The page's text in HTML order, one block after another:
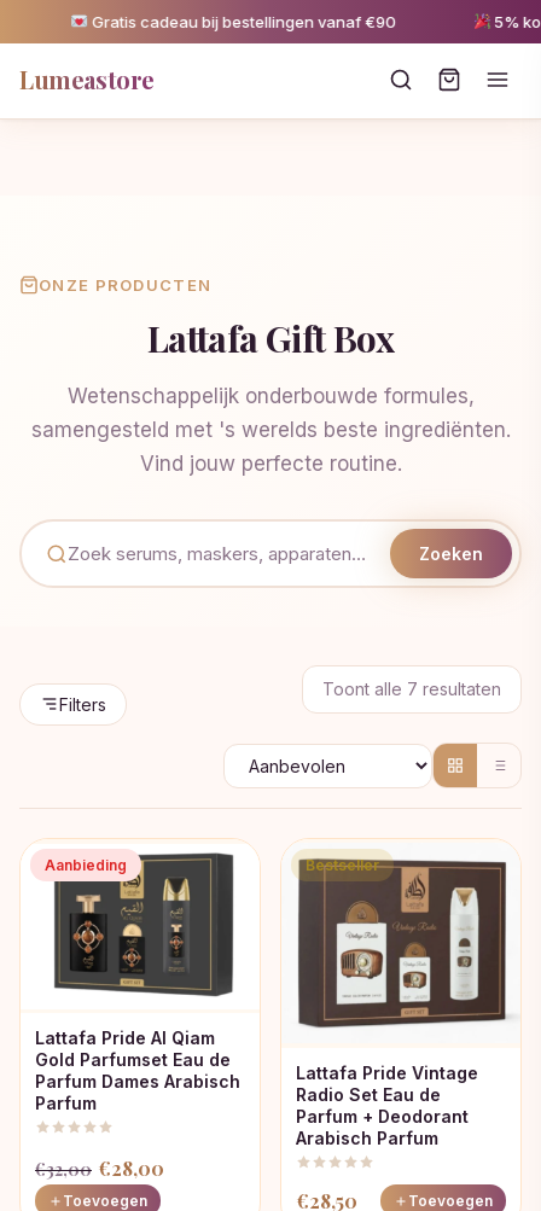
Gratis cadeau bij bestellingen vanaf €90 5%
Lumeastore
ONZE PRODUCTEN
Lattafa Gift Box
Wetenschappelijk onderbouwde formules,
samengesteld met 's werelds beste ingrediënten.
Vind jouw perfecte routine.
Zoeken
Filters
Toont alle 7 resultaten
op
Aanbieding
Lattafa Pride Al Qiam
Gold Parfumset Eau de
Parfum Dames Arabisch
Parfum
€32,00 Oorspronkelijke
prijs
€28,00
Toevoegen
Bestseller
Lattafa Pride Vintage
Radio Set Eau de
Parfum + Deodorant
Arabisch Parfum
€28,50 Toevoegen